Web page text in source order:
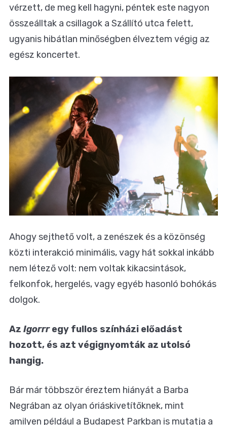
vérzett, de meg kell hagyni, péntek este nagyon
összeálltak a csillagok a Szállító utca felett,
ugyanis hibátlan minőségben élveztem végig az
egész koncertet.
Ahogy sejthető volt, a zenészek és a közönség
közti interakció minimális, vagy hát sokkal inkább
nem létező volt: nem voltak kikacsintások,
felkonfok, hergelés, vagy egyéb hasonló bohókás
dolgok.
Az Igorrregy fullos színházi előadást
hozott, és azt végignyomták az utolsó
hangig.
Bár már többször éreztem hiányát a Barba
Negrában az olyan óriáskivetítőknek, mint
amilyen például a Budapest Parkban is mutatja a